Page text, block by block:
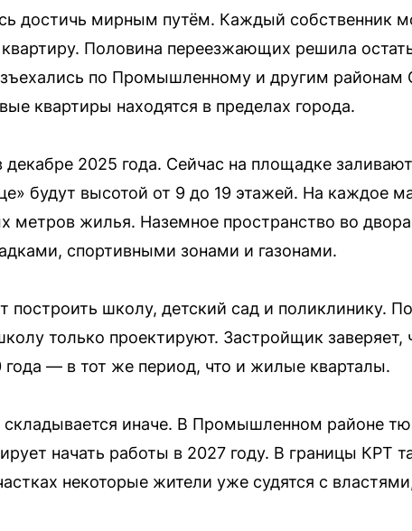
достичь мирным путём. Каждый собственник
Половина переезжающих решила
по Промышленному и другим районам
квартиры находятся в пределах города.
декабре 2025 года. Сейчас на площадке
будут высотой от 9 до 19 этажей. На каждое
метров жилья. Наземное пространство во
спортивными зонами и газонами.
школу, детский сад и поликлинику.
только проектируют. Застройщик заверяет,
года — в тот же период, что и жилые кварталы.
иначе. В Промышленном районе
начать работы в 2027 году. В границы КРТ
некоторые жители уже судятся с